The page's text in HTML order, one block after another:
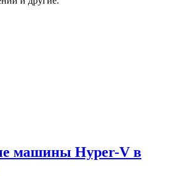
машины Hyper-V в